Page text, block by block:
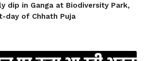
dip in Ganga at Biodiversity Park,
day of Chhath Puja